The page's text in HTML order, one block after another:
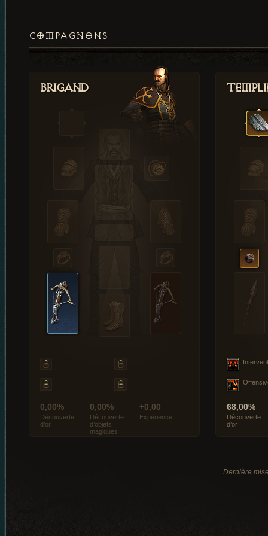
COMPAGNONS
Brigand
0,00%
Découverte
d’or
0,00%
Découverte
d’objets
magiques
+0,00
Expérience
68,00%
Découverte
d’or
Dernière